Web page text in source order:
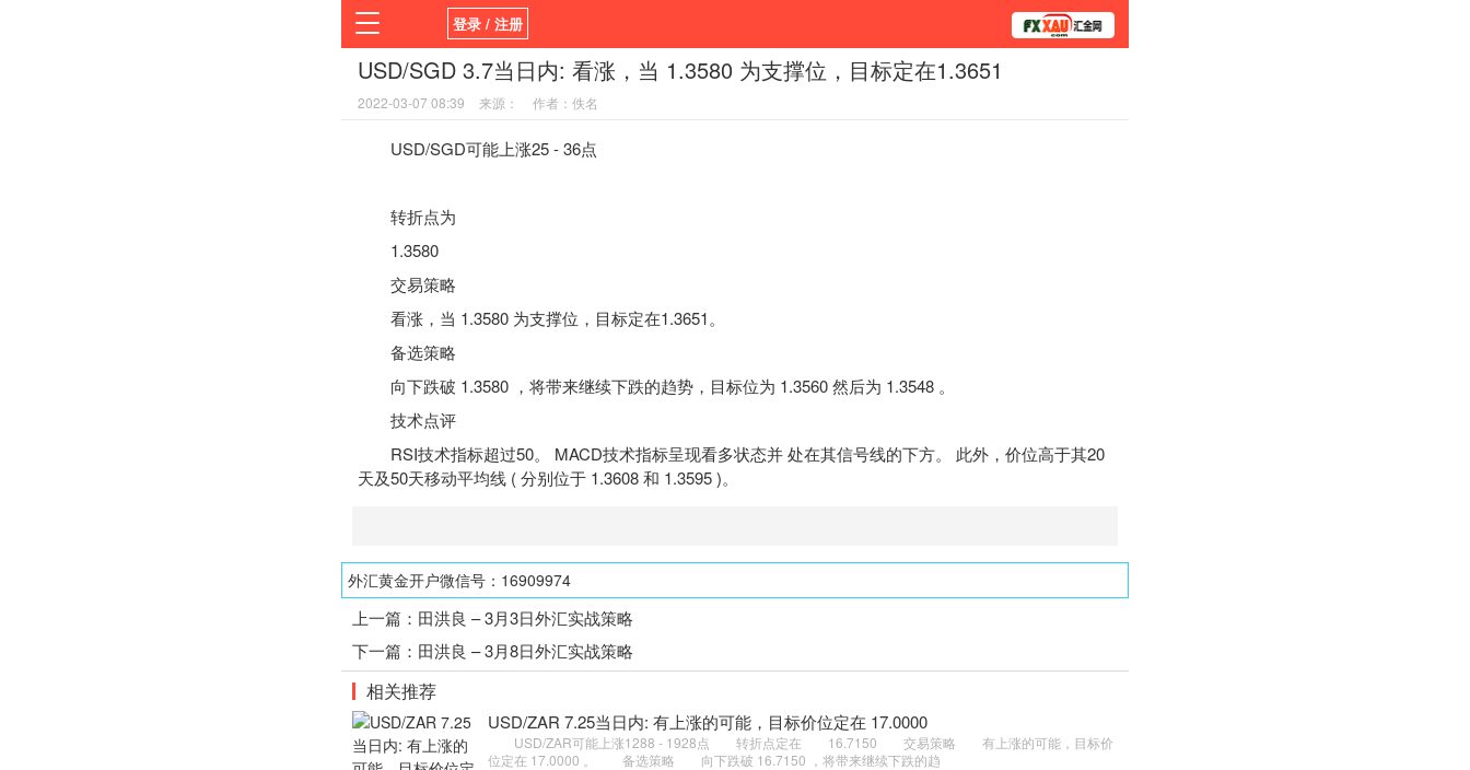
登录 / 注册
首页 新闻 观点 货币
平台
指标EA
USD/SGD 3.7当日内: 看涨，当 1.3580 为支撑位，目标定在1.3651
2022-03-07 08:39 来源： 作者：佚名
USD/SGD可能上涨25 - 36点
转折点为
1.3580
交易策略
看涨，当 1.3580 为支撑位，目标定在1.3651。
备选策略
向下跌破 1.3580 ，将带来继续下跌的趋势，目标位为 1.3560 然后为 1.3548 。
技术点评
RSI技术指标超过50。 MACD技术指标呈现看多状态并 处在其信号线的下方。 此外，价位高于其20
天及50天移动平均线 ( 分别位于 1.3608 和 1.3595 )。
外汇黄金开户微信号：16909974
上一篇： 田洪良 – 3月3日外汇实战策略
下一篇： 田洪良 – 3月8日外汇实战策略
相关推荐
USD/ZAR 7.25当日内: 有上涨的可能，目标价位定在 17.0000
USD/ZAR可能上涨1288 - 1928点 转折点定在 16.7150 交易策略 有上涨的可能，目标价
位定在 17.0000 。 备选策略 向下跌破 16.7150 ，将带来继续下跌的趋